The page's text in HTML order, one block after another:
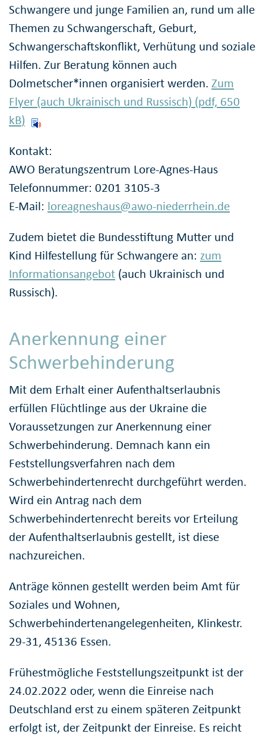
Schwangere und junge Familien an, rund um alle
Themen zu Schwangerschaft, Geburt,
Schwangerschaftskonflikt, Verhütung und soziale
Hilfen. Zur Beratung können auch
Dolmetscher*innen organisiert werden. Zum
Flyer (auch Ukrainisch und Russisch) (pdf, 650
kB)
Kontakt:
AWO Beratungszentrum Lore-Agnes-Haus
Telefonnummer: 0201 3105-3
E-Mail: loreagneshaus@awo-niederrhein.de
Zudem bietet die Bundesstiftung Mutter und
Kind Hilfestellung für Schwangere an: zum
Informationsangebot (auch Ukrainisch und
Russisch).
Anerkennung einer
Schwerbehinderung
Mit dem Erhalt einer Aufenthaltserlaubnis
erfüllen Flüchtlinge aus der Ukraine die
Voraussetzungen zur Anerkennung einer
Schwerbehinderung. Demnach kann ein
Feststellungsverfahren nach dem
Schwerbehindertenrecht durchgeführt werden.
Wird ein Antrag nach dem
Schwerbehindertenrecht bereits vor Erteilung
der Aufenthaltserlaubnis gestellt, ist diese
nachzureichen.
Anträge können gestellt werden beim Amt für
Soziales und Wohnen,
Schwerbehindertenangelegenheiten, Klinkestr.
29-31, 45136 Essen.
Frühestmögliche Feststellungszeitpunkt ist der
24.02.2022 oder, wenn die Einreise nach
Deutschland erst zu einem späteren Zeitpunkt
erfolgt ist, der Zeitpunkt der Einreise. Es reicht